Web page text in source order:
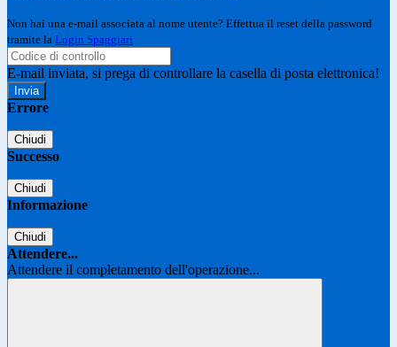
Non hai una e-mail associata al nome utente? Effettua il reset della password
tramite la Login Spaggiari
E-mail inviata, si prega di controllare la casella di posta elettronica!
Errore
Chiudi
Successo
Chiudi
Informazione
Chiudi
Attendere...
Attendere il completamento dell'operazione...